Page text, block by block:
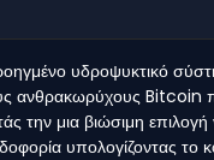
υδροψυκτικό
ανθρακωρύχους
την μια βιώσιμη
υπολογίζοντας το